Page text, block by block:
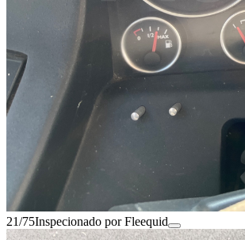
21/75Inspecionado por Fleequid